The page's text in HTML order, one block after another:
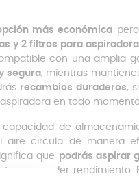
más económica
y 2 filtros para
con una amplia
segura, mientras
recambios duraderos,
en todo
capacidad de
aire circula de manera
que podrás aspirar
por perder rendimiento.